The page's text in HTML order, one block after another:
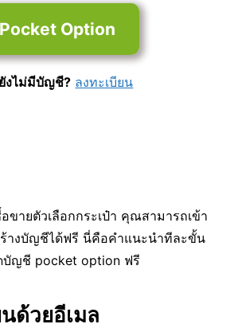
Option
งไม่มีบัญชี? ลงทะเบียน
ายตัวเลือกกระเป๋า คุณสามารถเข้า
างบัญชีได้ฟรี นี่คือคำแนะนำทีละขั้น
บัญชี pocket option ฟรี
ด้วยอีเมล